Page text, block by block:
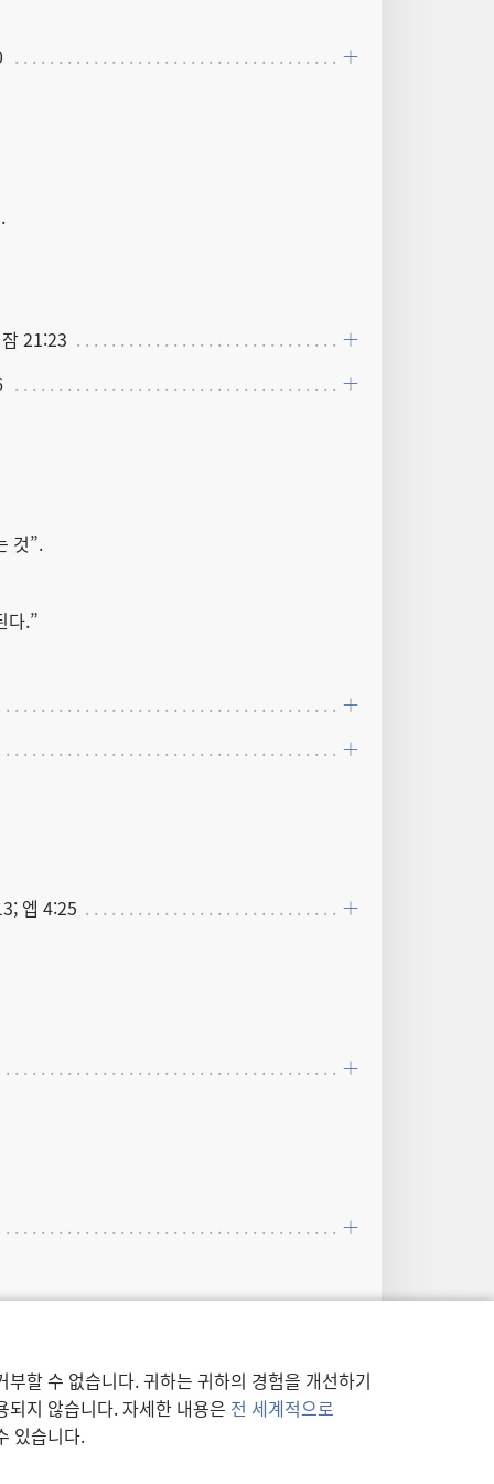
할 수 없습니다. 귀하는 귀하의 경험을 개선하기
지 않습니다. 자세한 내용은 전 세계적으로
있습니다.
21:23
것”.
다.”
엡 4:25
않는다.”